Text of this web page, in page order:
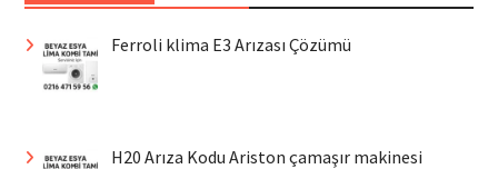
Ferroli klima E3 Arızası Çözümü
H20 Arıza Kodu Ariston çamaşır makinesi